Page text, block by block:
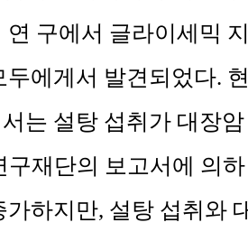
연 구에서 글라이세믹
두에게서 발견되었다.
는 설탕 섭취가 대장
구재단의 보고서에 의
가하지만, 설탕 섭취와